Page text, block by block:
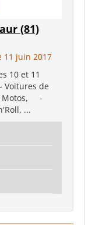
(81)
11 juin 2017
10 et 11
de
Motos, -
...